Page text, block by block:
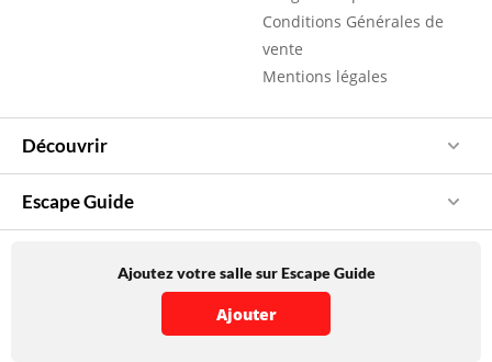
Conditions Générales de
vente
Mentions légales
Découvrir
Escape Guide
Ajoutez votre salle sur Escape Guide
Ajouter